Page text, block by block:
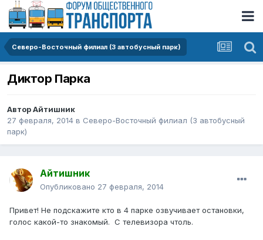
Северо-Восточный филиал (3 автобусный парк)
Диктор Парка
АвторАйтишник
27 февраля, 2014 в Северо-Восточный филиал (3 автобусный
парк)
Айтишник
Опубликовано 27 февраля, 2014
Привет! Не подскажите кто в 4 парке озвучивает остановки,
голос какой-то знакомый. С телевизора чтоль.